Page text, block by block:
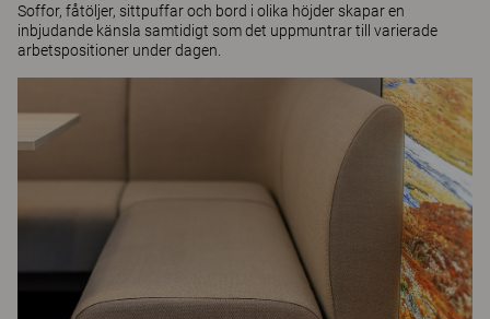
Soffor, fåtöljer, sittpuffaroch bord i olika höjder skapar en
inbjudande känsla samtidigt som det uppmuntrar till varierade
arbetspositioner under dagen.